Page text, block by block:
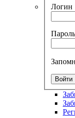
Логин
Пароль